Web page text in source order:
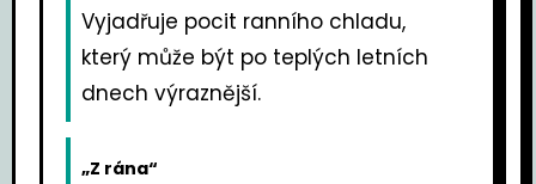
Vyjadřuje pocit ranního chladu,
který může být po teplých letních
dnech výraznější.
„Z rána“